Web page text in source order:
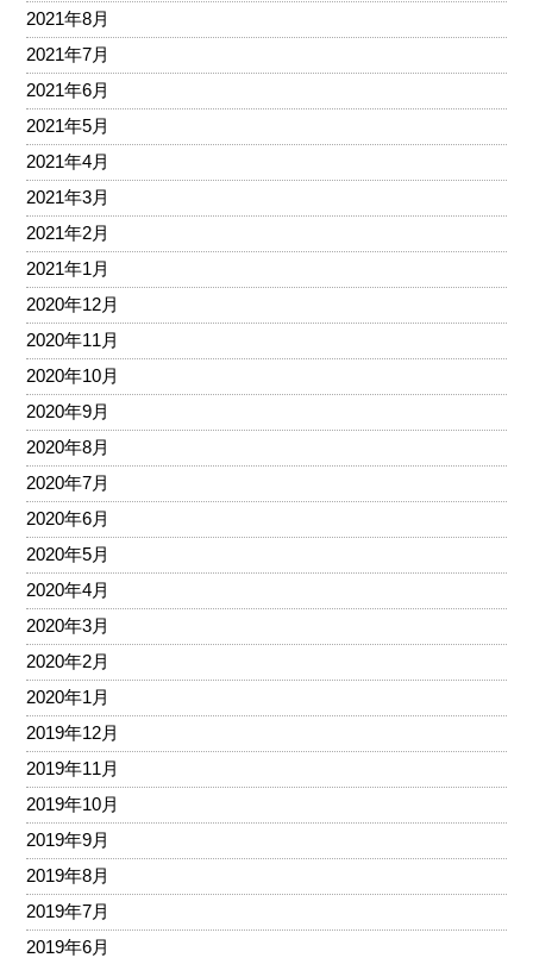
2021年8月
2021年7月
2021年6月
2021年5月
2021年4月
2021年3月
2021年2月
2021年1月
2020年12月
2020年11月
2020年10月
2020年9月
2020年8月
2020年7月
2020年6月
2020年5月
2020年4月
2020年3月
2020年2月
2020年1月
2019年12月
2019年11月
2019年10月
2019年9月
2019年8月
2019年7月
2019年6月